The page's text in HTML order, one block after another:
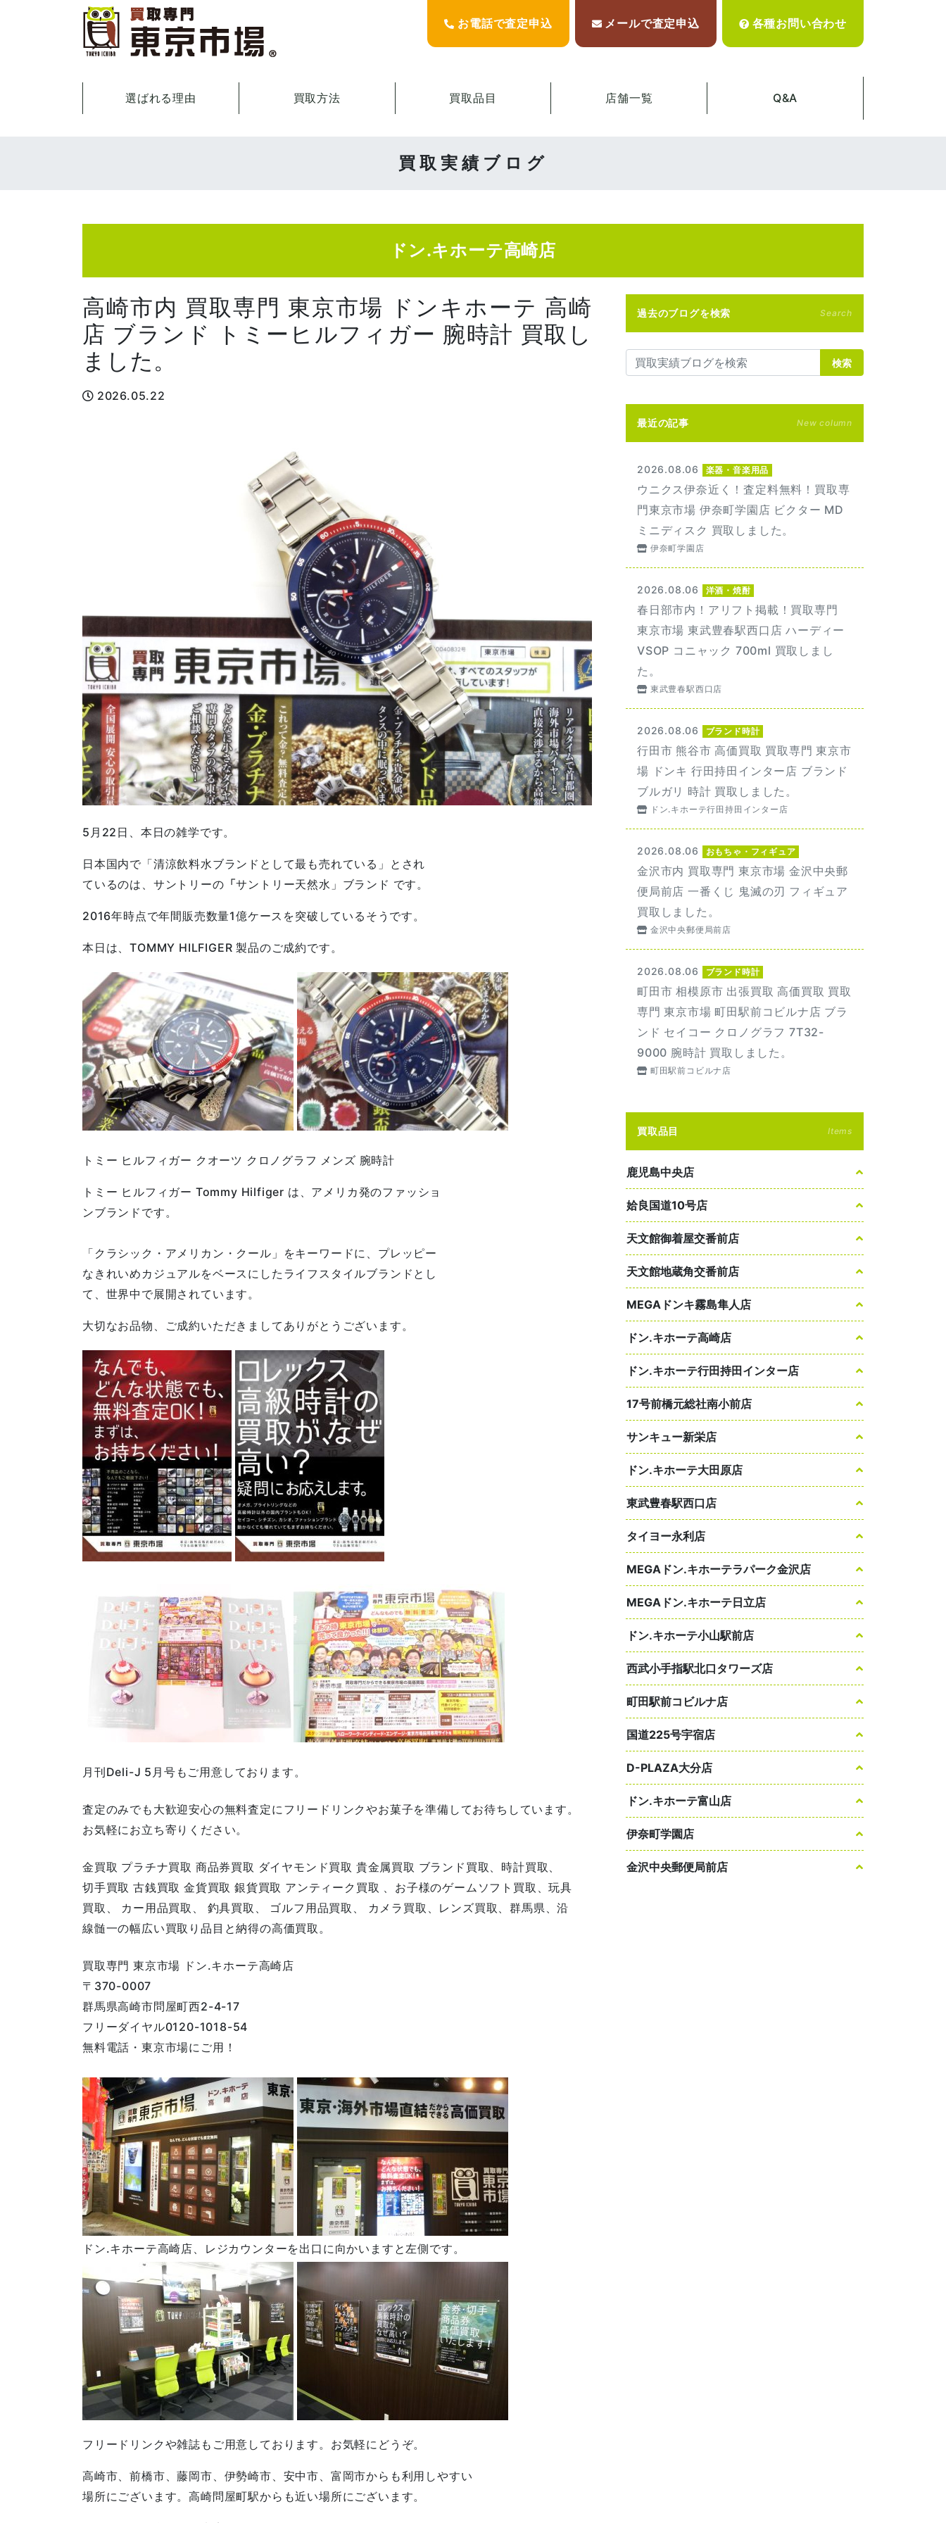
お電話で査定申込 メールで査定申込 各種お問い合わせ
選ばれる理由 買取方法 買取品目 店舗一覧 Q&A
買取実績ブログ
ドン.キホーテ高崎店
高崎市内 買取専門 東京市場 ドンキホーテ 高崎
店 ブランド トミーヒルフィガー 腕時計 買取し
ました。
2026.05.22
5月22日、本日の雑学です。
日本国内で「清涼飲料水ブランドとして最も売れている」とされ
ているのは、サントリーの 「サントリー天然水」ブランド です。
2016年時点で年間販売数量1億ケースを突破しているそうです。
本日は、TOMMY HILFIGER 製品のご成約です。
トミー ヒルフィガー クオーツ クロノグラフ メンズ 腕時計
トミー ヒルフィガー Tommy Hilfiger は、アメリカ発のファッショ
ンブランドです。
「クラシック・アメリカン・クール」をキーワードに、プレッピー
なきれいめカジュアルをベースにしたライフスタイルブランドとし
て、世界中で展開されています。
大切なお品物、ご成約いただきましてありがとうございます。
月刊Deli-J 5月号もご用意しております。
査定のみでも大歓迎安心の無料査定にフリードリンクやお菓子を準備してお待ちしています。
お気軽にお立ち寄りください。
金買取 プラチナ買取 商品券買取 ダイヤモンド買取 貴金属買取 ブランド買取、時計買取、
切手買取 古銭買取 金貨買取 銀貨買取 アンティーク買取 、お子様のゲームソフト買取、玩具
買取、 カー用品買取、 釣具買取、 ゴルフ用品買取、 カメラ買取、レンズ買取、群馬県、沿
線髄一の幅広い買取り品目と納得の高価買取。
買取専門 東京市場 ドン.キホーテ高崎店
〒370-0007
群馬県高崎市問屋町西2-4-17
フリーダイヤル0120-1018-54
無料電話・東京市場にご用！
ドン.キホーテ高崎店、レジカウンターを出口に向かいますと左側です。
フリードリンクや雑誌もご用意しております。お気軽にどうぞ。
高崎市、前橋市、藤岡市、伊勢崎市、安中市、富岡市からも利用しやすい
場所にございます。高崎問屋町駅からも近い場所にございます。
過去のブログを検索 Search
検索
最近の記事 New column
2026.08.06 楽器・音楽用品
ウニクス伊奈近く！査定料無料！買取専
門東京市場 伊奈町学園店 ビクター MD
ミニディスク 買取しました。
伊奈町学園店
2026.08.06 洋酒・焼酎
春日部市内！アリフト掲載！買取専門
東京市場 東武豊春駅西口店 ハーディー
VSOP コニャック 700ml 買取しまし
た。
東武豊春駅西口店
2026.08.06 ブランド時計
行田市 熊谷市 高価買取 買取専門 東京市
場 ドンキ 行田持田インター店 ブランド
ブルガリ 時計 買取しました。
ドン.キホーテ行田持田インター店
2026.08.06 おもちゃ・フィギュア
金沢市内 買取専門 東京市場 金沢中央郵
便局前店 一番くじ 鬼滅の刃 フィギュア
買取しました。
金沢中央郵便局前店
2026.08.06 ブランド時計
町田市 相模原市 出張買取 高価買取 買取
専門 東京市場 町田駅前コビルナ店 ブラ
ンド セイコー クロノグラフ 7T32-
9000 腕時計 買取しました。
町田駅前コビルナ店
買取品目 Items
鹿児島中央店
姶良国道10号店
天文館御着屋交番前店
天文館地蔵角交番前店
MEGAドンキ霧島隼人店
ドン.キホーテ高崎店
ドン.キホーテ行田持田インター店
17号前橋元総社南小前店
サンキュー新栄店
ドン.キホーテ大田原店
東武豊春駅西口店
タイヨー永利店
MEGAドン.キホーテラパーク金沢店
MEGAドン.キホーテ日立店
ドン.キホーテ小山駅前店
西武小手指駅北口タワーズ店
町田駅前コビルナ店
国道225号宇宿店
D-PLAZA大分店
ドン.キホーテ富山店
伊奈町学園店
金沢中央郵便局前店